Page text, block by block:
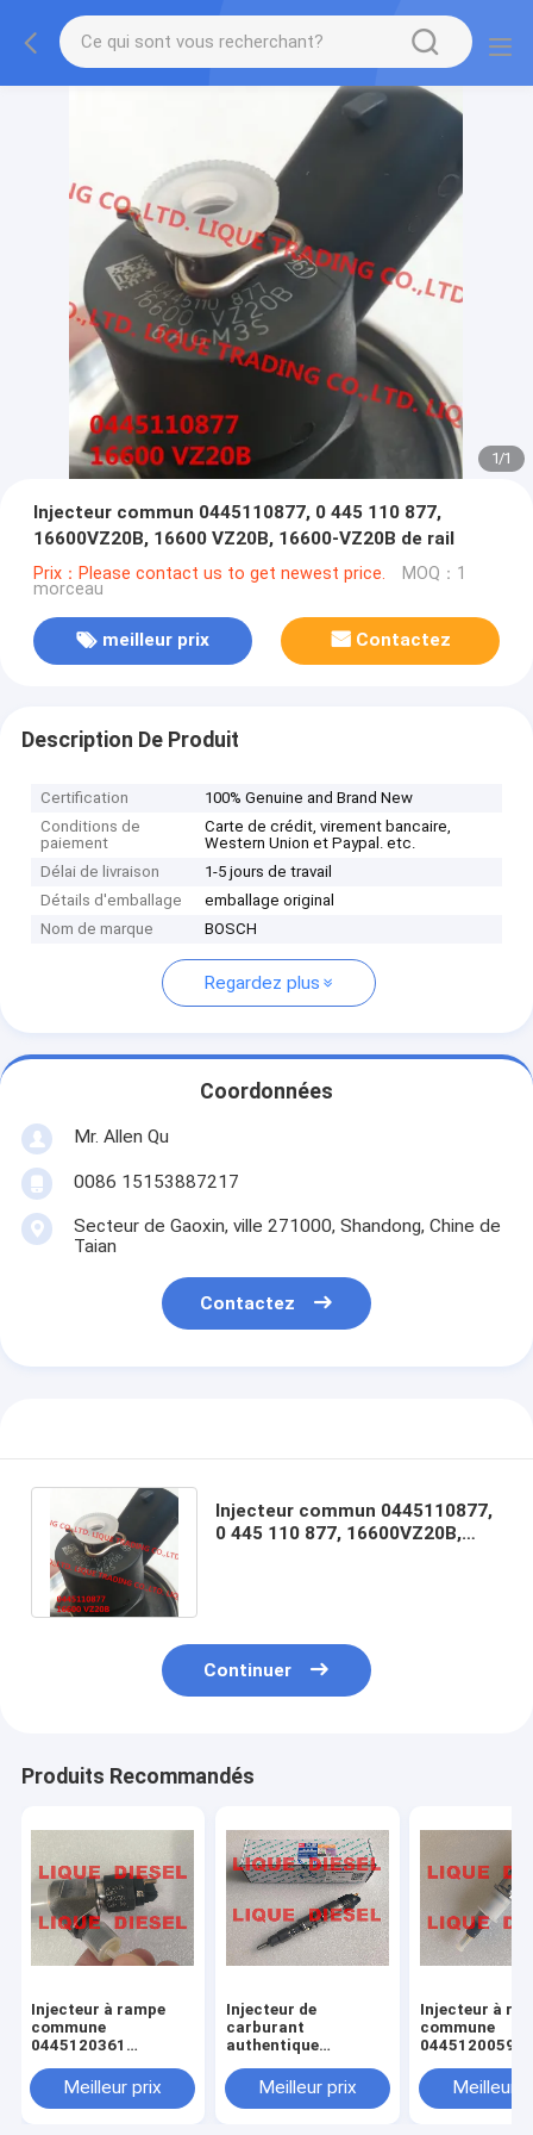
1/1
Injecteur commun 0445110877, 0 445 110 877,
16600VZ20B, 16600 VZ20B, 16600-VZ20B de rail
Prix：Please contact us to get newest price. MOQ：1
morceau
meilleur prix Contactez
Description De Produit
Certification
100% Genuine and Brand New
Conditions de
paiement
Carte de crédit, virement bancaire,
Western Union et Paypal. etc.
Délai de livraison
1-5 jours de travail
Détails d'emballage
emballage original
Nom de marque
BOSCH
Regardez plus
Coordonnées
Mr. Allen Qu
0086 15153887217
Secteur de Gaoxin, ville 271000, Shandong, Chine de
Taian
Contactez
Injecteur commun 0445110877,
0 445 110 877, 16600VZ20B,
Continuer
Produits Recommandés
Injecteur à rampe
commune
0445120361
120 361 5801479314
Meilleur prix
Injecteur de
carburant
authentique
0445120290 0 445
120 290 L4700-
Meilleur prix
Injecteur à
commune
0445120059
120 059 0 445
231 pour
Meilleur